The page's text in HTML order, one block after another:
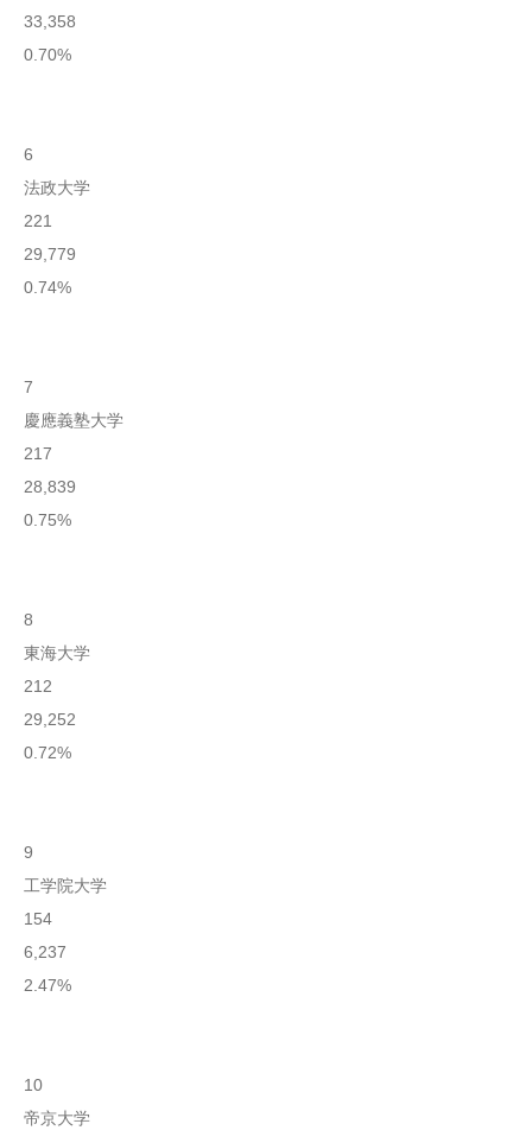
33,358
0.70%
6
法政大学
221
29,779
0.74%
7
慶應義塾大学
217
28,839
0.75%
8
東海大学
212
29,252
0.72%
9
工学院大学
154
6,237
2.47%
10
帝京大学